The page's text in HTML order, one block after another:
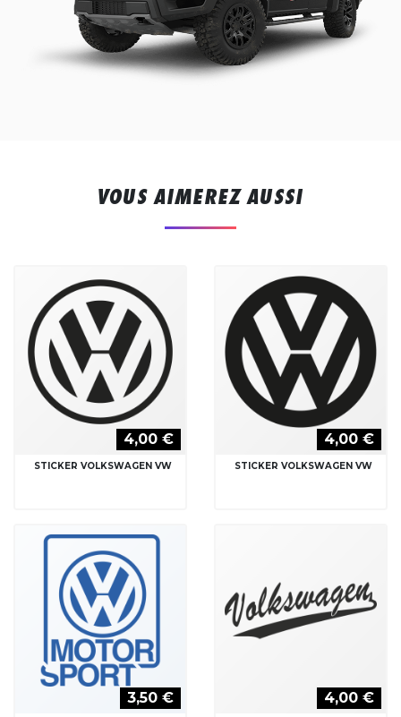
VOUS AIMEREZ AUSSI
4,00 €
STICKER VOLKSWAGEN VW
4,00 €
STICKER VOLKSWAGEN VW
3,50 € 4,00 €